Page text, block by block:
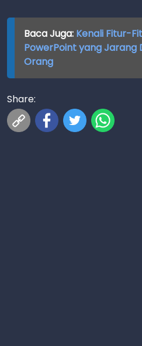
Baca Juga: Kenali Fitur-
PowerPoint yang Jarang
Orang
Share: